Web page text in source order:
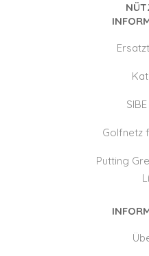
Golfnetz
Putting